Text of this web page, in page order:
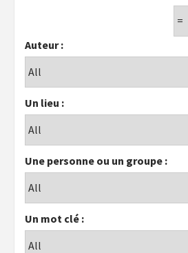
Auteur :
Un lieu :
Une personne ou un groupe :
Un mot clé :